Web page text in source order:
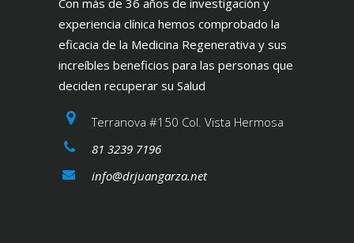
experiencia clínica hemos comprobado la
eficacia de la Medicina Regenerativa y sus
increíbles beneficios para las personas que
deciden recuperar su Salud
Terranova #150 Col. Vista Hermosa
81 3239 7196
info@drjuangarza.net